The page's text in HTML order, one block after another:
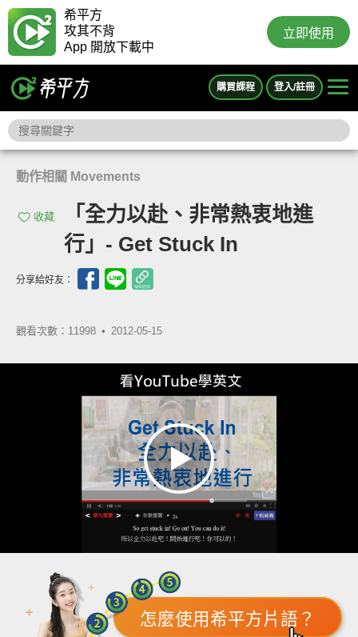
希平方
攻其不背
App 開放下載中
立即使用
購買課程 登入/註冊
動作相關 Movements
收藏
「全力以赴、非常熱衷地進
行」- Get Stuck In
分享給好友：
觀看次數：11998 • 2012-05-15
怎麼使用希平方片語？